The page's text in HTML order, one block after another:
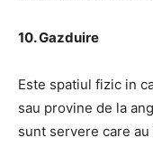
10. Gazduire
Este spatiul fizic in
sau provine de la
sunt servere care